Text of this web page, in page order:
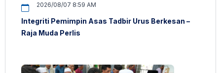
2026/08/07 8:59 AM
Integriti Pemimpin Asas Tadbir Urus Berkesan –
Raja Muda Perlis